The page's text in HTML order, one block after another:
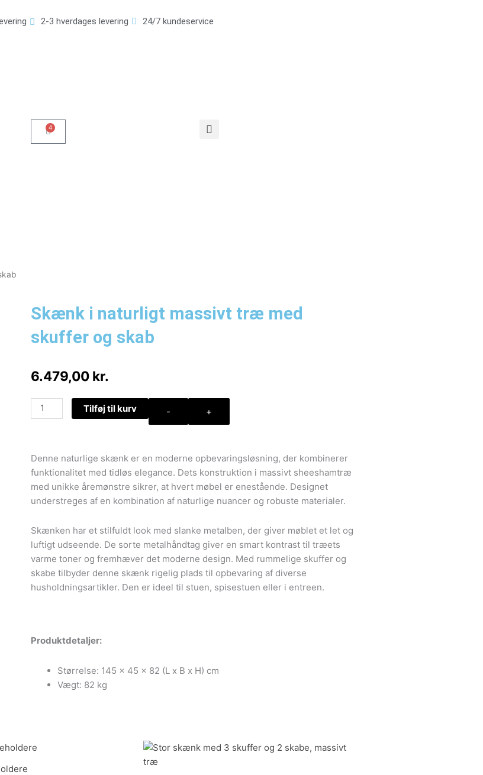
2-3 hverdages levering 24/7 kundeservice
4
Kurv
Skænk i naturligt massivt træ med
skuffer og skab
6.479,00 kr.
-
Skænk
i
træ
med
skuffer
og
antal
+
Tilføj til kurv
Denne naturlige skænk er en moderne opbevaringsløsning, der kombinerer
funktionalitet med tidløs elegance. Dets konstruktion i massivt sheeshamtræ
med unikke åremønstre sikrer, at hvert møbel er enestående. Designet
understreges af en kombination af naturlige nuancer og robuste materialer.
Skænken har et stilfuldt look med slanke metalben, der giver møblet et let og
luftigt udseende. De sorte metalhåndtag giver en smart kontrast til træets
varme toner og fremhæver det moderne design. Med rummelige skuffer og
skabe tilbyder denne skænk rigelig plads til opbevaring af diverse
husholdningsartikler. Den er ideel til stuen, spisestuen eller i entreen.
Produktdetaljer:
Størrelse: 145 x 45 x 82 (L x B x H) cm
Vægt: 82 kg